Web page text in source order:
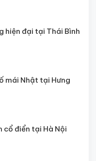
hiện đại tại Thái Bình
mái Nhật tại Hưng
cổ điển tại Hà Nội